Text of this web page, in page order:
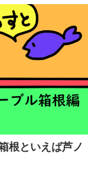
根といえば芦ノ